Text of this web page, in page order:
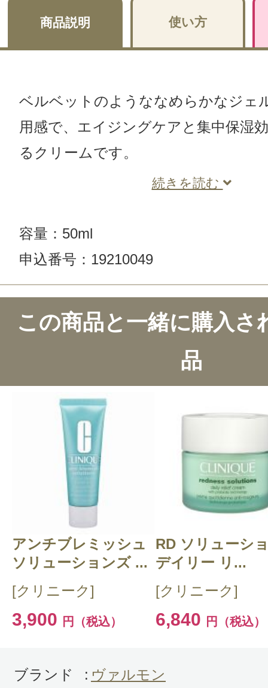
商品説明 使い方
ベルベットのようななめらかなジェ
用感で、エイジングケアと集中保湿
るクリームです。
続きを読む
容量：50ml
申込番号：19210049
このコスメのレビューを書いて
クチコミを投稿する
CT 会員様は、マイページの「購
らクチコミ投稿すると1 商品に
ントプレゼント！
この商品と一緒に購入さ
品
アンチブレミッシュ
ソリューションズ ...
[クリニーク]
3,900 円（税込）
RD ソリューシ
デイリー リ...
[クリニーク]
6,840 円（税込）
ブランド : ヴァルモン